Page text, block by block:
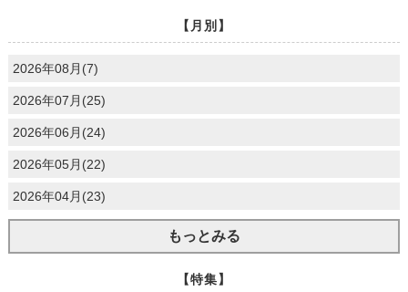
【月別】
2026年08月(7)
2026年07月(25)
2026年06月(24)
2026年05月(22)
2026年04月(23)
もっとみる
【特集】